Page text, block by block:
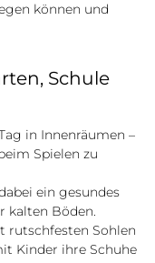
können und
Schule
in Innenräumen –
Spielen zu
ein gesundes
kalten Böden.
rutschfesten Sohlen
Kinder ihre Schuhe